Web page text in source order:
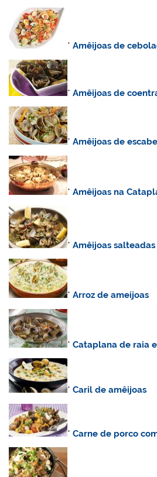
*Amêijoas de
*Amêijoas de
*Amêijoas de
*Amêijoas na
*Amêijoas salteadas
*Arroz de ameijoas
*Cataplana de raia
*Caril de amêijoas
*Carne de porco